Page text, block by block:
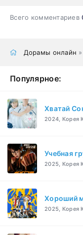
Всего комментариев
Дорамы онлайн
Популярное:
Хватай
2024, Корея
Учебная
2025, Корея
Хороший
2025, Корея